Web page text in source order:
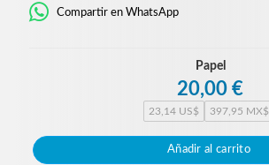
Compartir en WhatsApp
Papel
20,00 €
23,14 US$ 397,95 MX$
Añadir al carrito